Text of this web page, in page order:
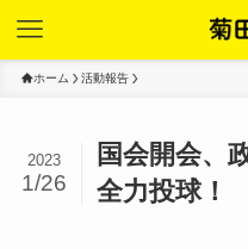
ホーム 活動報告
国会開会、
全力投球！
2023
1/26